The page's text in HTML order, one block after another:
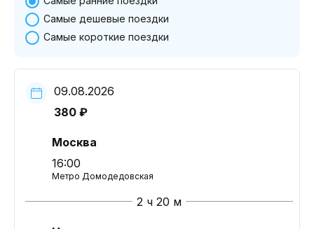
Самые дешевые поездки
Самые короткие поездки
09.08.2026
380 ₽
Москва
16:00
Метро Домодедовская
2 ч 20 м